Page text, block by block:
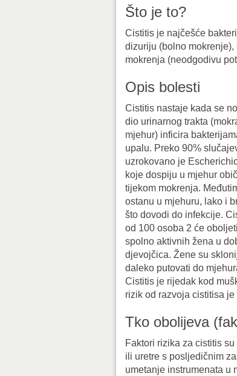
Što je to?
Cistitis je najčešće
dizuriju (bolno
mokrenja (neodgodivu
Opis bolesti
Cistitis nastaje kada se
dio urinarnog trakta
mjehur) inficira
upalu. Preko 90%
uzrokovano je
koje dospiju u mjehur
tijekom mokrenja.
ostanu u mjehuru, lako i
što dovodi do infekcije.
od 100 osoba 2 će
spolno aktivnih žena u
djevojčica. Žene su
daleko putovati do
Cistitis je rijedak kod
rizik od razvoja cistitisa
Tko obolijeva
Faktori rizika za cistitis
ili uretre s posljedičnim
umetanje instrumenata u